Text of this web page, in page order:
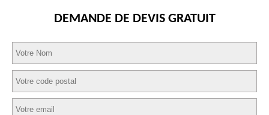
DEMANDE DE DEVIS GRATUIT